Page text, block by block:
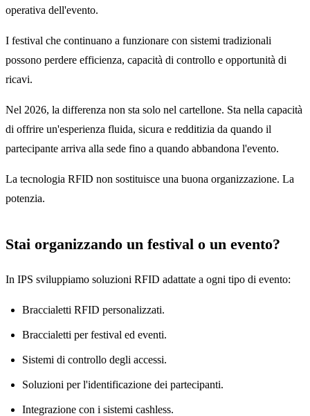
operativa dell'evento.
I festival che continuano a funzionare con sistemi tradizionali
possono perdere efficienza, capacità di controllo e opportunità di
ricavi.
Nel 2026, la differenza non sta solo nel cartellone. Sta nella capacità
di offrire un'esperienza fluida, sicura e redditizia da quando il
partecipante arriva alla sede fino a quando abbandona l'evento.
La tecnologia RFID non sostituisce una buona organizzazione. La
potenzia.
Stai organizzando un festival o un evento?
In IPS sviluppiamo soluzioni RFID adattate a ogni tipo di evento:
Braccialetti RFID personalizzati.
Braccialetti per festival ed eventi.
Sistemi di controllo degli accessi.
Soluzioni per l'identificazione dei partecipanti.
Integrazione con i sistemi cashless.